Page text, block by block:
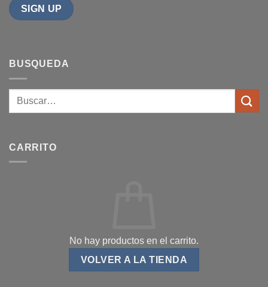
BUSQUEDA
CARRITO
No hay productos en el carrito.
VOLVER A LA TIENDA